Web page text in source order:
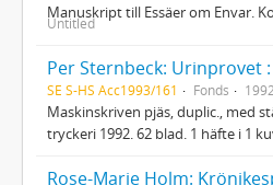
Manuskript till Essäer om Envar.
Untitled
Per Sternbeck: Urinprovet :
SE S-HS Acc1993/161 Fonds 1992
Maskinskriven pjäs, duplic., med
tryckeri 1992. 62 blad. 1 häfte i 1
Rose-Marie Holm: